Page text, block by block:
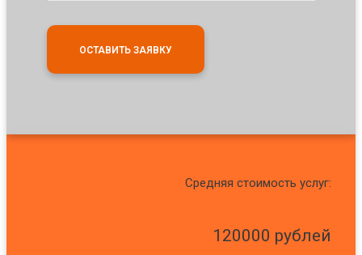
ОСТАВИТЬ ЗАЯВКУ
Средняя стоимость услуг:
120000 рублей